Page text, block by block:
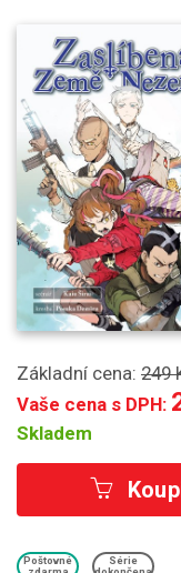
Základní cena: 249
Vaše cena s DPH:
Skladem
Poštovné
Série